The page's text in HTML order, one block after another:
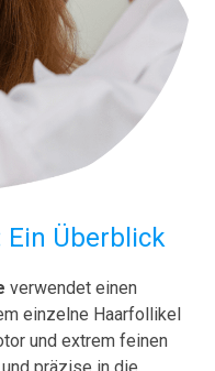
Ein Überblick
verwendet einen
einzelne Haarfollikel
und extrem feinen